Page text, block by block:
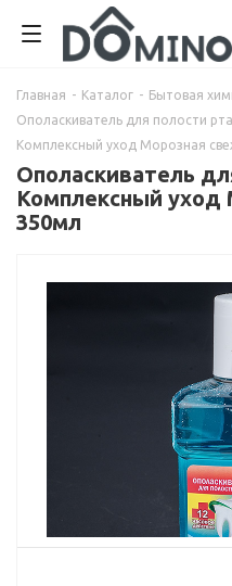
Главная - Каталог - Бытовая
Ополаскиватель для полости рта
Комплексный уход Морозная
Ополаскиватель
Комплексный уход
350мл